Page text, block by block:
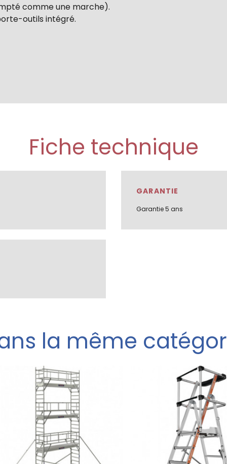
comme une marche).
outils intégré.
Fiche technique
GARANTIE
Garantie 5 ans
la même